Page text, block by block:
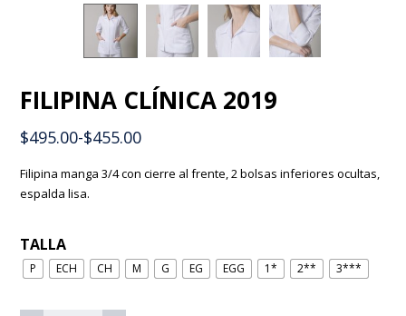
FILIPINA CLÍNICA 2019
$455.00
-
$495.00
Filipina manga 3/4 con cierre al frente, 2 bolsas inferiores ocultas,
espalda lisa.
TALLA
P ECH CH M G EG EGG 1* 2** 3***